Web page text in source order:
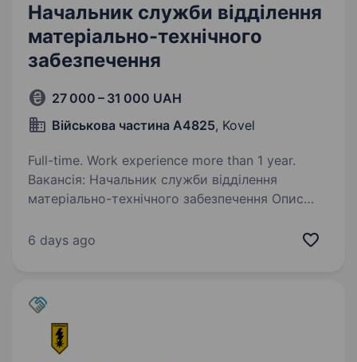
Начальник служби відділення
матеріально-технічного
забезпечення
27 000 – 31 000 UAH
Військова частина А4825, Kovel
Full-time. Work experience more than 1 year.
Вакансія: Начальник служби відділення
матеріально-технічного забезпечення Опис
та досвідченого начальника служби відділення
6 days ago